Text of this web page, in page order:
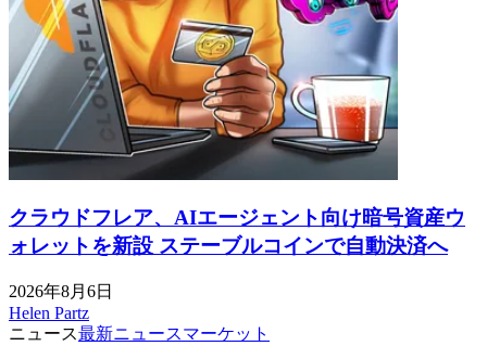
クラウドフレア、AIエージェント向け暗号資産ウ
ォレットを新設 ステーブルコインで自動決済へ
2026年8月6日
Helen Partz
ニュース最新ニュースマーケット